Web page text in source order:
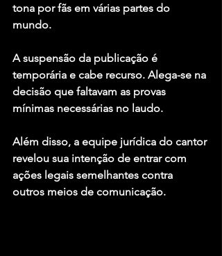
tona por fãs em várias partes do
mundo.
A suspensão da publicação é
temporária e cabe recurso. Alega-se na
decisão que faltavam as provas
mínimas necessárias no laudo.
Além disso, a equipe jurídica do cantor
revelou sua intenção de entrar com
ações legais semelhantes contra
outros meios de comunicação.